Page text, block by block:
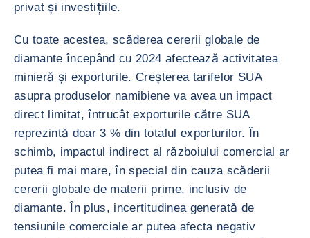
privat și investițiile.
Cu toate acestea, scăderea cererii globale de
diamante începând cu 2024 afectează activitatea
minieră și exporturile. Creșterea tarifelor SUA
asupra produselor namibiene va avea un impact
direct limitat, întrucât exporturile către SUA
reprezintă doar 3 % din totalul exporturilor. În
schimb, impactul indirect al războiului comercial ar
putea fi mai mare, în special din cauza scăderii
cererii globale de materii prime, inclusiv de
diamante. În plus, incertitudinea generată de
tensiunile comerciale ar putea afecta negativ